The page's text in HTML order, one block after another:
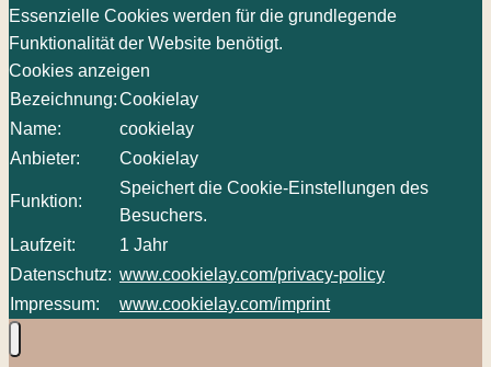
Essenzielle Cookies werden für die grundlegende
Funktionalität der Website benötigt.
Cookies anzeigen
Bezeichnung:Cookielay
Name:
cookielay
Anbieter:
Cookielay
Funktion:
Speichert die Cookie-Einstellungen des
Besuchers.
Laufzeit:
1 Jahr
Datenschutz: www.cookielay.com/privacy-policy
Impressum:
www.cookielay.com/imprint